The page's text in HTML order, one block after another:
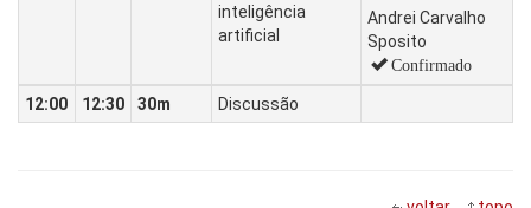
inteligência
artificial
Andrei Carvalho
Sposito
Confirmado
12:00 12:30 30m Discussão